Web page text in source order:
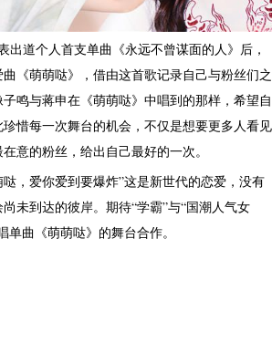
个人首支单曲《永远不曾谋面的人》后，
《萌萌哒》，借由这首歌记录自己与粉丝们之
鸣与蒋申在《萌萌哒》中唱到的那样，希望自
惜每一次舞台的机会，不仅是想要更多人看见
意的粉丝，给出自己最好的一次。
爱你爱到要爆炸”这是新世代的恋爱，没有
未到达的彼岸。期待“学霸”与“国潮人气女
曲《萌萌哒》的舞台合作。